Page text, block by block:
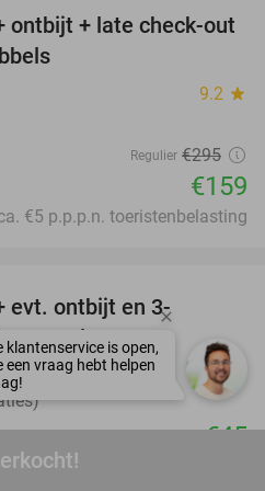
46%
ontbijt + late check-out
9.2 star
Regulier €295
€159
€5 p.p.p.n. toeristenbelasting
evt. ontbijt en 3-
Hotels
€45
€3 p.p.p.n. toeristenbelasting